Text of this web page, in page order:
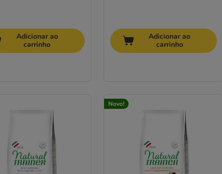
Adicionar ao
carrinho
Adicionar ao
carrinho
Novo!